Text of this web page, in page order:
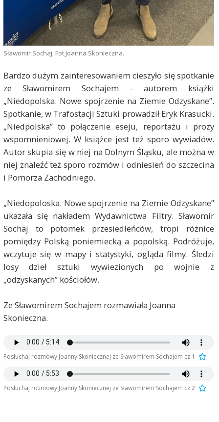
Sławomir Sochaj. Fot Joanna Skonieczna.
Bardzo dużym zainteresowaniem cieszyło się spotkanie
ze Sławomirem Sochajem - autorem książki
„Niedopolska. Nowe spojrzenie na Ziemie Odzyskane”.
Spotkanie, w Trafostacji Sztuki prowadził Eryk Krasucki.
„Niedpolska” to połączenie eseju, reportażu i prozy
wspomnieniowej. W książce jest też sporo wywiadów.
Autor skupia się w niej na Dolnym Śląsku, ale można w
niej znaleźć też sporo rozmów i odniesień do szczecina
i Pomorza Zachodniego.
„Niedopoloska. Nowe spojrzenie na Ziemie Odzyskane”
ukazała się nakładem Wydawnictwa Filtry. Sławomir
Sochaj to potomek przesiedleńców, tropi różnice
pomiędzy Polską poniemiecką a popolską. Podróżuje,
wczytuje się w mapy i statystyki, ogląda filmy. Śledzi
losy dzieł sztuki wywiezionych po wojnie z
„odzyskanych” kościołów.
Ze Sławomirem Sochajem rozmawiała Joanna
Skonieczna.
Posłuchaj rozmowy Joanny Skoniecznej ze Sławomirem Sochajem cz 1
Posłuchaj rozmowy Joanny Skoniecznej ze Sławomirem Sochajem cz 2